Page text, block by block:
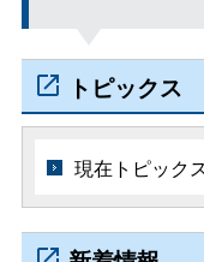
トピックス
現在トピック